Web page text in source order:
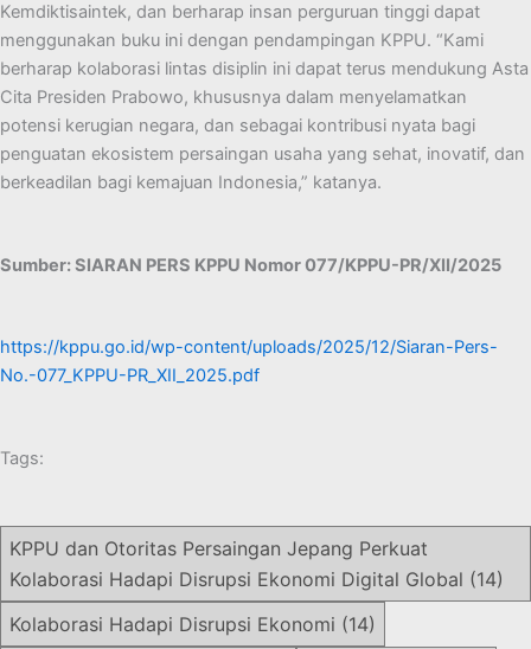
Kemdiktisaintek, dan berharap insan perguruan tinggi dapat
menggunakan buku ini dengan pendampingan KPPU. “Kami
berharap kolaborasi lintas disiplin ini dapat terus mendukung Asta
Cita Presiden Prabowo, khususnya dalam menyelamatkan
potensi kerugian negara, dan sebagai kontribusi nyata bagi
penguatan ekosistem persaingan usaha yang sehat, inovatif, dan
berkeadilan bagi kemajuan Indonesia,” katanya.
Sumber: SIARAN PERS KPPU Nomor 077/KPPU-PR/XII/2025
https://kppu.go.id/wp-content/uploads/2025/12/Siaran-Pers-
No.-077_KPPU-PR_XII_2025.pdf
Tags:
KPPU dan Otoritas Persaingan Jepang Perkuat
Kolaborasi Hadapi Disrupsi Ekonomi Digital Global (14)
Kolaborasi Hadapi Disrupsi Ekonomi (14)